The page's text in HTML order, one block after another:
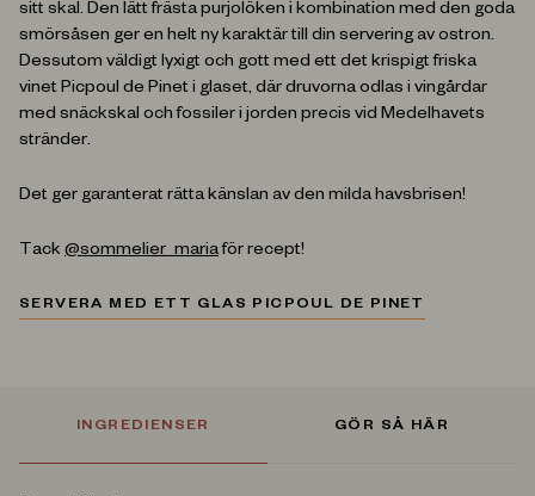
sitt skal. Den lätt frästa purjolöken i kombination med den goda
smörsåsen ger en helt ny karaktär till din servering av ostron.
Dessutom väldigt lyxigt och gott med ett det krispigt friska
vinet Picpoul de Pinet i glaset, där druvorna odlas i vingårdar
med snäckskal och fossiler i jorden precis vid Medelhavets
stränder.
Det ger garanterat rätta känslan av den milda havsbrisen!
Tack @sommelier_mariaför recept!
SERVERA MED ETT GLAS PICPOUL DE PINET
INGREDIENSER GÖR SÅ HÄR